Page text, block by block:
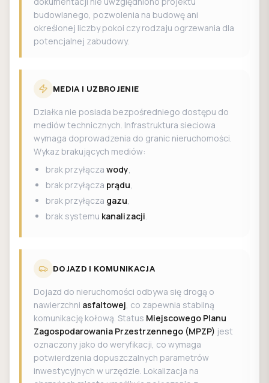
budowlanego, pozwolenia na budowę ani
określonej liczby pokoi czy rodzaju ogrzewania dla
potencjalnej zabudowy.
MEDIA I UZBROJENIE
Działka nie posiada bezpośredniego dostępu do
mediów technicznych. Infrastruktura sieciowa
wymaga doprowadzenia do granic nieruchomości.
Wykaz brakujących mediów:
brak przyłącza wody,
brak przyłącza prądu,
brak przyłącza gazu,
brak systemu kanalizacji.
DOJAZD I KOMUNIKACJA
Dojazd do nieruchomości odbywa się drogą o
nawierzchni asfaltowej, co zapewnia stabilną
komunikację kołową. Status Miejscowego Planu
Zagospodarowania Przestrzennego (MPZP) jest
oznaczony jako do weryfikacji, co wymaga
potwierdzenia dopuszczalnych parametrów
inwestycyjnych w urzędzie. Lokalizacja na